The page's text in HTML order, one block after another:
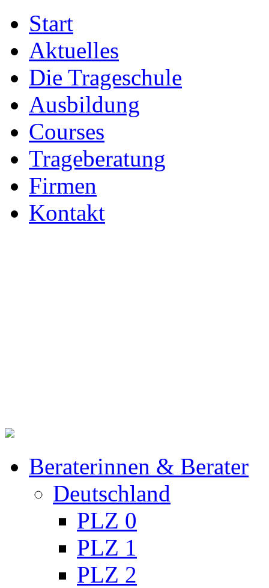
Start
Aktuelles
Die Trageschule
Ausbildung
Courses
Trageberatung
Firmen
Kontakt
Beraterinnen & Berater
Deutschland
PLZ 0
PLZ 1
PLZ 2